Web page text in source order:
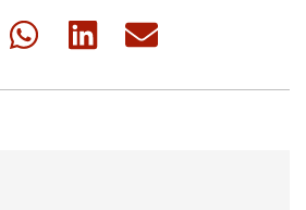
Share
Share
Share